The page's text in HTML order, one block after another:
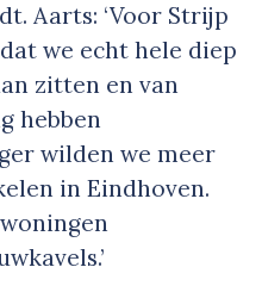
Aarts: ‘Voor Strijp
we echt hele diep
zitten en van
hebben
wilden we meer
in Eindhoven.